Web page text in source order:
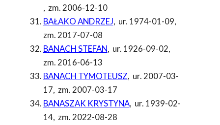
, zm. 2006-12-10
BAŁAKO ANDRZEJ, ur. 1974-01-09,
zm. 2017-07-08
BANACH STEFAN, ur. 1926-09-02,
zm. 2016-06-13
BANACH TYMOTEUSZ, ur. 2007-03-
17, zm. 2007-03-17
BANASZAK KRYSTYNA, ur. 1939-02-
14, zm. 2022-08-28